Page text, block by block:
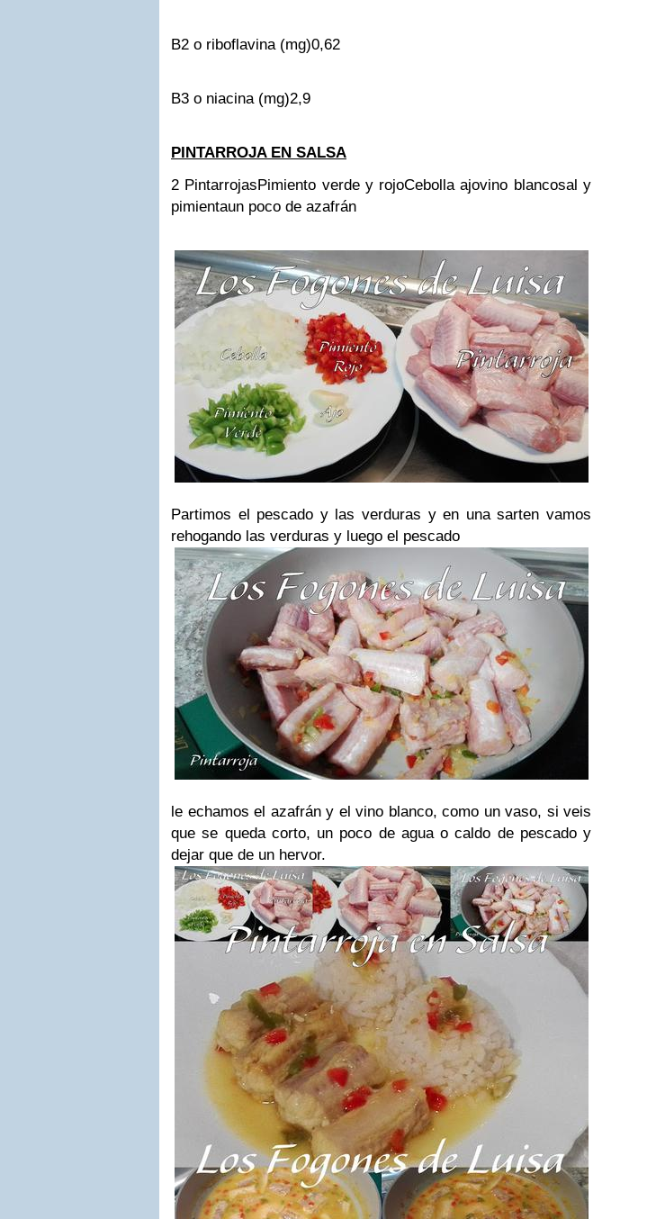
B2 o riboflavina (mg)0,62
B3 o niacina (mg)2,9
PINTARROJA EN SALSA
2 PintarrojasPimiento verde y rojoCebollaajovino blancosal y
pimientaun poco de azafrán
Partimos el pescado y las verduras y en una sarten vamos
rehogando las verduras y luego el pescado
le echamos el azafrán y el vino blanco, como un vaso, si veis
que se queda corto, un poco de agua o caldo de pescado y
dejar que de un hervor.